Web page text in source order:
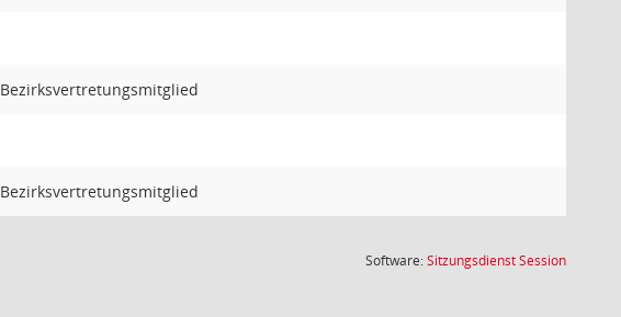
Bezirksvertretungsmitglied
Bezirksvertretungsmitglied
Software:SitzungsdienstSession(Wird in